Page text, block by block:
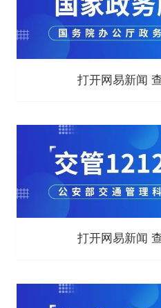
打开网易新闻
打开网易新闻